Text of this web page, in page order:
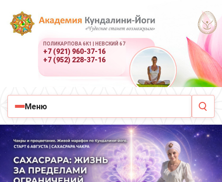
ПОЛИКАРПОВА 6К1 | НЕВСКИЙ 67
+7 (921) 960-37-16
+7 (952) 228-37-16
Меню